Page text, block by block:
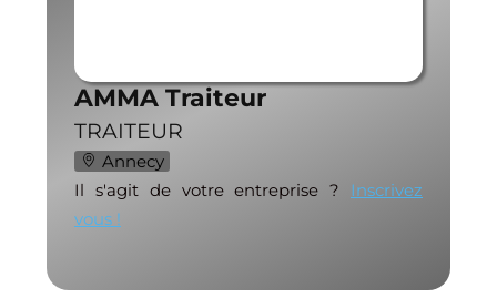
AMMA Traiteur
TRAITEUR
Annecy
Il s'agit de votre entreprise ? Inscrivez
vous !